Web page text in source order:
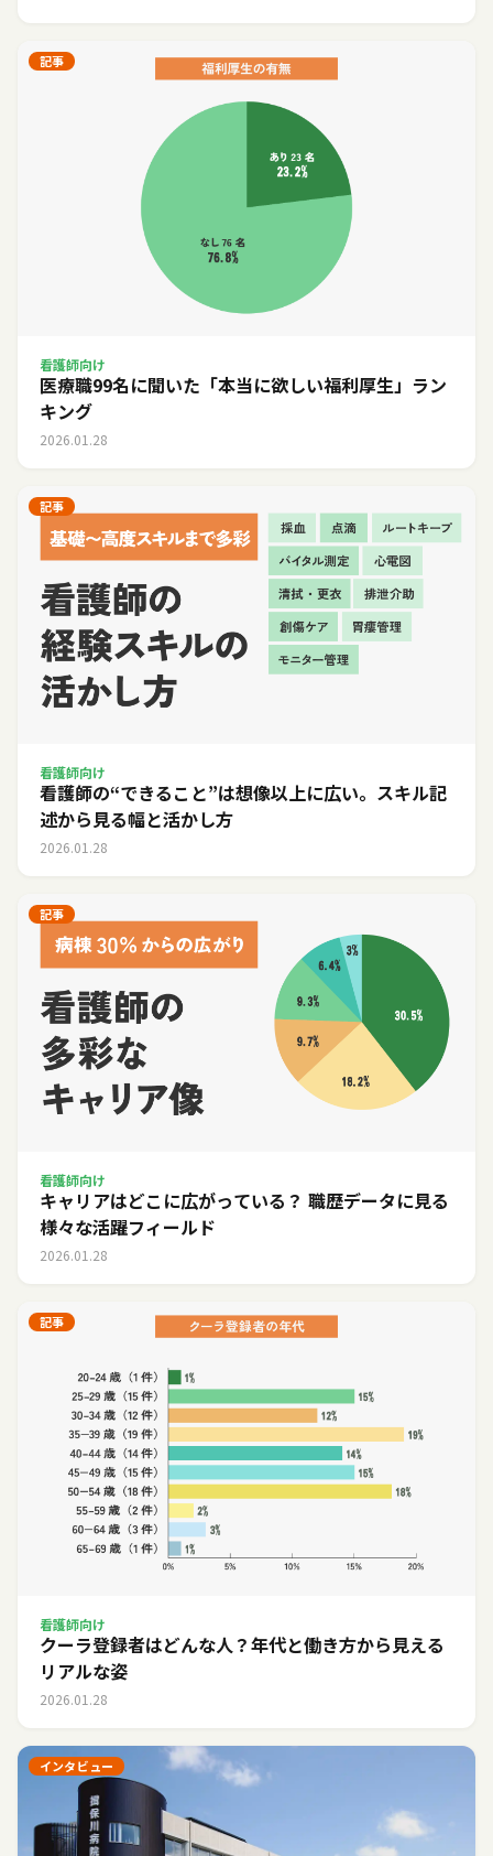
記事
看護師向け
医療職99名に聞いた「本当に欲しい福利厚生」ラン
キング
2026.01.28
記事
看護師向け
看護師の“できること”は想像以上に広い。スキル記
述から見る幅と活かし方
2026.01.28
記事
看護師向け
キャリアはどこに広がっている？ 職歴データに見る
様々な活躍フィールド
2026.01.28
記事
看護師向け
クーラ登録者はどんな人？年代と働き方から見える
リアルな姿
2026.01.28
インタビュー